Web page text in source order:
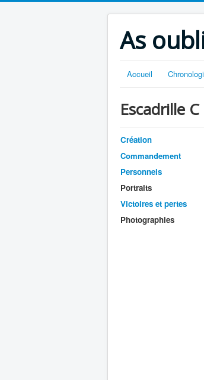
As
Accueil
Escadrille
Création
Commandement
Personnels
Portraits
Victoires et pertes
Photographies